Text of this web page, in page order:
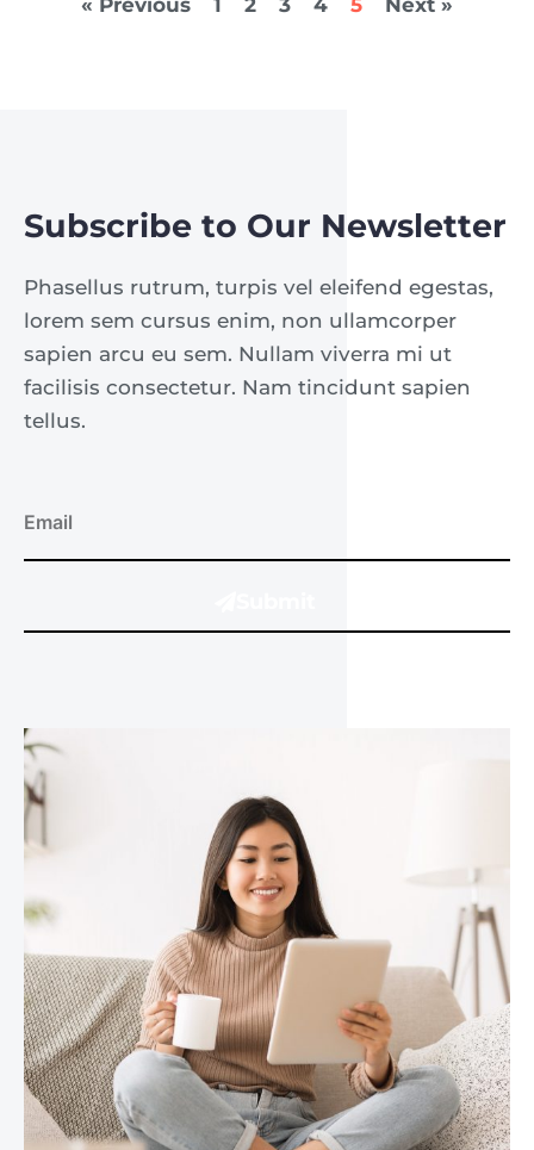
« Previous 1 2 3 4 5 Next »
Subscribe to Our Newsletter
Phasellus rutrum, turpis vel eleifend egestas,
lorem sem cursus enim, non ullamcorper
sapien arcu eu sem. Nullam viverra mi ut
facilisis consectetur. Nam tincidunt sapien
tellus.